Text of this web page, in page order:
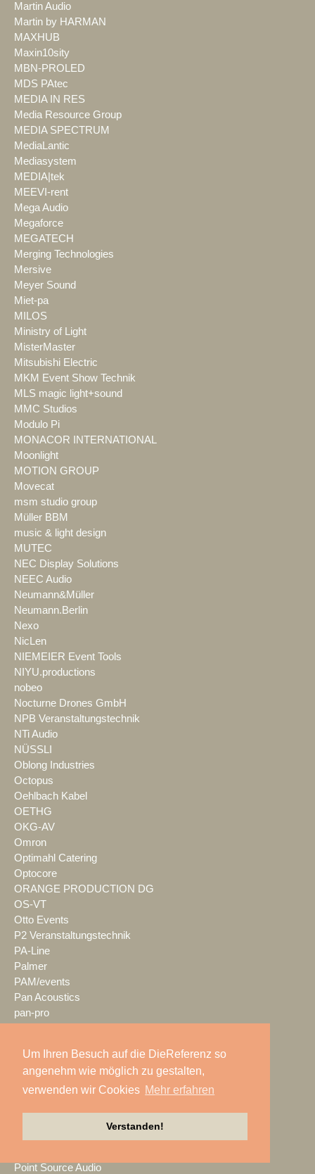
Um Ihren Besuch auf die DieReferenz so
angenehm wie möglich zu gestalten,
verwenden wir Cookies Mehr erfahren
Verstanden!
Martin Audio
Martin by HARMAN
MAXHUB
Maxin10sity
MBN-PROLED
MDS PAtec
MEDIA IN RES
Media Resource Group
MEDIA SPECTRUM
MediaLantic
Mediasystem
MEDIA|tek
MEEVI-rent
Mega Audio
Megaforce
MEGATECH
Merging Technologies
Mersive
Meyer Sound
Miet-pa
MILOS
Ministry of Light
MisterMaster
Mitsubishi Electric
MKM Event Show Technik
MLS magic light+sound
MMC Studios
Modulo Pi
MONACOR INTERNATIONAL
Moonlight
MOTION GROUP
Movecat
msm studio group
Müller BBM
music & light design
MUTEC
NEC Display Solutions
NEEC Audio
Neumann&Müller
Neumann.Berlin
Nexo
NicLen
NIEMEIER Event Tools
NIYU.productions
nobeo
Nocturne Drones GmbH
NPB Veranstaltungstechnik
NTi Audio
NÜSSLI
Oblong Industries
Octopus
Oehlbach Kabel
OETHG
OKG-AV
Omron
Optimahl Catering
Optocore
ORANGE PRODUCTION DG
OS-VT
Otto Events
P2 Veranstaltungstechnik
PA-Line
Palmer
PAM/events
Pan Acoustics
pan-pro
Partylöwe
Peerless-AV
perfect sound
Point Source Audio